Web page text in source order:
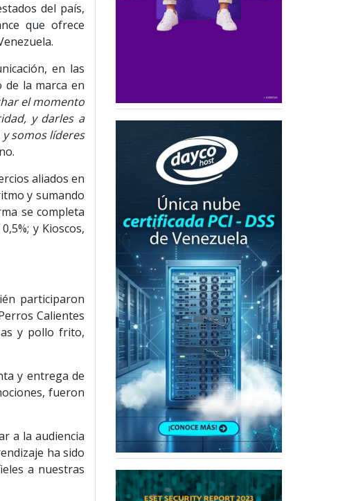
del país,
que ofrece
en las
de la marca en
el momento
y darles a
somos líderes
aliados en
y sumando
se completa
y Kioscos,
participaron
Calientes
y pollo frito,
y entrega de
fueron
a la audiencia
ha sido
a nuestras